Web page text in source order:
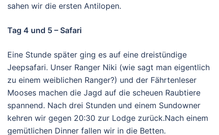
sahen wir die ersten Antilopen.
Tag 4 und 5 – Safari
Eine Stunde später ging es auf eine dreistündige
Jeepsafari. Unser Ranger Niki (wie sagt man eigentlich
zu einem weiblichen Ranger?) und der Fährtenleser
Mooses machen die Jagd auf die scheuen Raubtiere
spannend. Nach drei Stunden und einem Sundowner
kehren wir gegen 20:30 zur Lodge zurück.Nach einem
gemütlichen Dinner fallen wir in die Betten.